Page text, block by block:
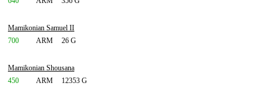
Mamikonian Samuel II
700
ARM 26 G
Mamikonian Shousana
450
ARM 12353 G